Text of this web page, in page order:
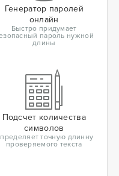
Генератор паролей
онлайн
Быстро придумает
пароль нужной
длины
Подсчет количества
символов
точную длинну
проверяемого текста